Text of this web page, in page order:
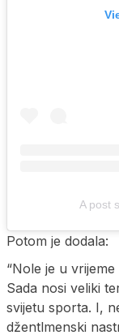
A post
Potom je dodala:
“Nole je u
Sada nosi veliki
svijetu sporta. I,
džentlmenski